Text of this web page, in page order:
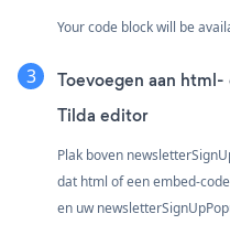
Your code block will be
Toevoegen aan
Tilda editor
Plak boven
dat html of een embed-
en uw